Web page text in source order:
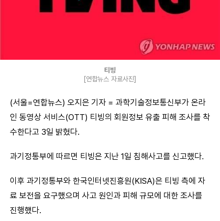
티빙
[연합뉴스 자료사진]
(서울=연합뉴스) 오지은 기자 = 과학기술정보통신부가 온라
인 동영상 서비스(OTT) 티빙의 회원정보 유출 피해 조사를 착
수한다고 3일 밝혔다.
과기정통부에 따르면 티빙은 지난 1일 침해사고를 신고했다.
이후 과기정통부와 한국인터넷진흥원(KISA)은 티빙 측에 자
료 보전을 요구했으며 사고 원인과 피해 규모에 대한 조사를
진행했다.